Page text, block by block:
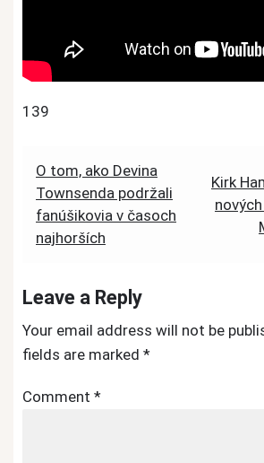
139
Post
navigation
O tom, ako Devina
Townsenda podržali
fanúšikovia v časoch
najhorších
Kirk
Leave a Reply
Your email address will not be
fields are marked *
Comment *